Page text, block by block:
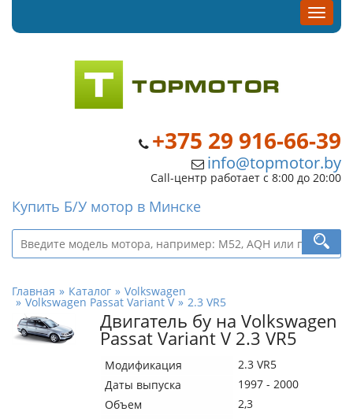
+375 29 916-66-39
info@topmotor.by
Call-центр работает с 8:00 до 20:00
Купить Б/У мотор в Минске
Главная Каталог Volkswagen
Volkswagen Passat Variant V 2.3 VR5
Двигатель бу на Volkswagen
Passat Variant V 2.3 VR5
Модификация
2.3 VR5
Даты выпуска
1997 - 2000
Объем
2,3